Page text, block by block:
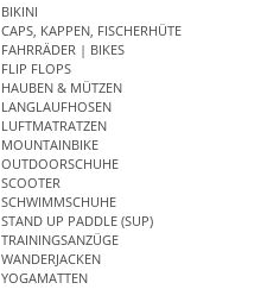
BIKINI
CAPS, KAPPEN, FISCHERHÜTE
FAHRRÄDER | BIKES
FLIP FLOPS
HAUBEN & MÜTZEN
LANGLAUFHOSEN
LUFTMATRATZEN
MOUNTAINBIKE
OUTDOORSCHUHE
SCOOTER
SCHWIMMSCHUHE
STAND UP PADDLE (SUP)
TRAININGSANZÜGE
WANDERJACKEN
YOGAMATTEN